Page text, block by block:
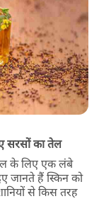
सरसों का तेल
के लिए एक लंबे
जानते हैं स्किन को
से किस तरह